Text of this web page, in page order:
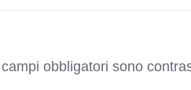
obbligatori sono